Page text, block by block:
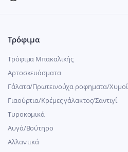
Τρόφιμα
Τρόφιμα Μπακαλικής
Αρτοσκευάσματα
Γάλατα/Πρωτεινούχα ροφηματα/Χυμοί
Γιαούρτια/Κρέμες γάλακτος/Σαντιγί
Τυροκομικά
Αυγά/Βούτηρο
Αλλαντικά